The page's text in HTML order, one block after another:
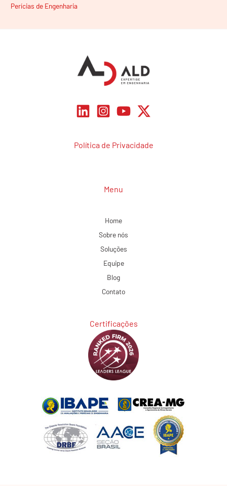
Perícias de Engenharia
Política de Privacidade
Menu
Home
Sobre nós
Soluções
Equipe
Blog
Contato
Certificações